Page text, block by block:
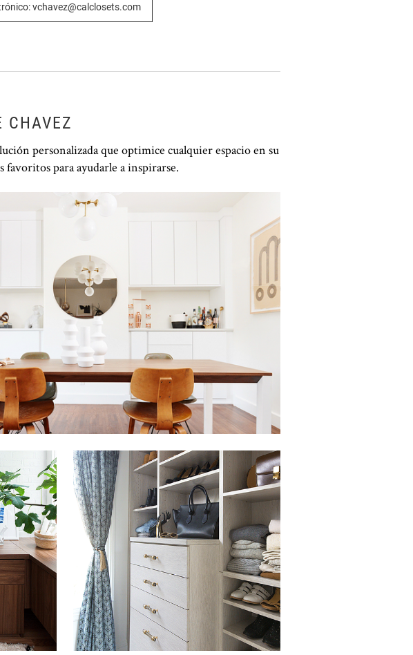
vchavez@calclosets.com
CHAVEZ
personalizada que optimice cualquier espacio en su
favoritos para ayudarle a inspirarse.
Haga clic para ver la presentación